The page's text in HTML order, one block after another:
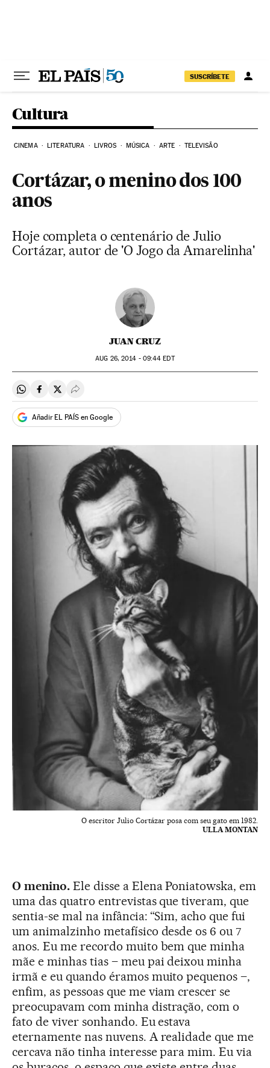
SUSCRÍBETE
Cultura
CINEMA LITERATURA LIVROS MÚSICA ARTE TELEVISÃO
Cortázar, o menino dos 100
anos
Hoje completa o centenário de Julio
Cortázar, autor de 'O Jogo da Amarelinha'
JUAN CRUZ
AUG 26, 2014 - 09:44 EDT
Compartir en Whatsapp
Compartir en Facebook
Compartir en Twitter
Desplegar Redes Sociales
Añadir EL PAÍS en Google
O escritor Julio Cortázar posa com seu gato em 1982.
ULLA MONTAN
O menino.Ele disse a Elena Poniatowska, em
uma das quatro entrevistas que tiveram, que
sentia-se mal na infância: “Sim, acho que fui
um animalzinho metafísico desde os 6 ou 7
anos. Eu me recordo muito bem que minha
mãe e minhas tias – meu pai deixou minha
irmã e eu quando éramos muito pequenos –,
enfim, as pessoas que me viam crescer se
preocupavam com minha distração, com o
fato de viver sonhando. Eu estava
eternamente nas nuvens. A realidade que me
cercava não tinha interesse para mim. Eu via